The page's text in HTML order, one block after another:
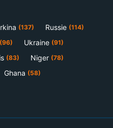
(137) Russie (114)
(96) Ukraine (91)
(83) Niger (78)
Ghana (58)